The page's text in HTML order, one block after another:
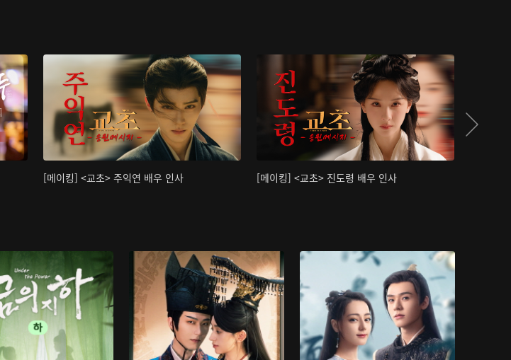
[메이킹] <교초> 주익연 배우 인사 [메이킹] <교초> 진도령 배우 인사